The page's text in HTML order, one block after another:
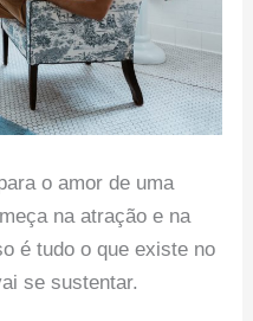
o amor de uma
na atração e na
é tudo o que existe no
se sustentar.